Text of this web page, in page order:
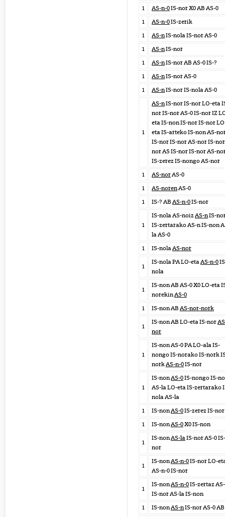
1 AS-n-0IS-nor X0 AB AS-0
1
AS-n-0IS-zerik
1
AS-nIS-nola IS-nor AS-0
1
AS-nIS-nor
1
AS-nIS-nor AB AS-0 IS-?
1
AS-nIS-nor AS-0
1
AS-nIS-nor IS-nola AS-0
1
AS-nIS-nor IS-nor LO-eta
nor IS-nor AS-0 IS-nor IZ
eta IS-non IS-nor IS-nor
eta IS-arteko IS-non AS-
IS-nor IS-nor AS-nor IS-
nor AS IS-nor IS-nor AS-
IS-zerez IS-nongo AS-nor
1
AS-norAS-0
1
AS-norenAS-0
1
IS-? AB AS-n-0IS-nor
1
IS-nola AS-noiz AS-nIS-
IS-zertarako AS-n IS-non
la AS-0
1
IS-nolaAS-nor
1
IS-nola PA LO-etaAS-n-0
nola
1
IS-non AB AS-0 X0 LO-eta
norekinAS-0
1
IS-non AB AS-nor-nork
1
IS-non AB LO-eta IS-nor
nor
1
IS-non AS-0 PA LO-ala IS-
nongo IS-norako IS-nork
norkAS-n-0IS-nor
1
IS-nonAS-0IS-nongo IS-
AS-la LO-eta IS-zertarako
nola AS-la
1
IS-nonAS-0IS-zerez IS-nor
1
IS-nonAS-0X0 IS-non
1
IS-nonAS-laIS-nor AS-0 IS-
nor
1
IS-nonAS-n-0IS-nor LO-
AS-n-0 IS-nor
1
IS-nonAS-n-0IS-zertaz
IS-nor AS-la IS-non
1
IS-nonAS-nIS-nor AS-0 AB